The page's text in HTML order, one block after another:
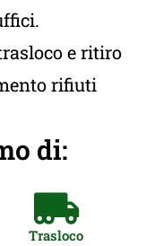
e ritiro
rifiuti
di:
Trasloco